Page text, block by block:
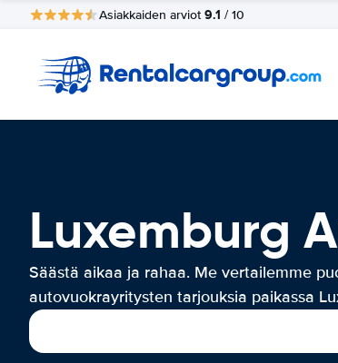
Asiakkaiden arviot 9.1 / 10
Luxemburg
Säästä aikaa ja rahaa. Me vertailemme
autovuokrayritysten tarjouksia paikassa